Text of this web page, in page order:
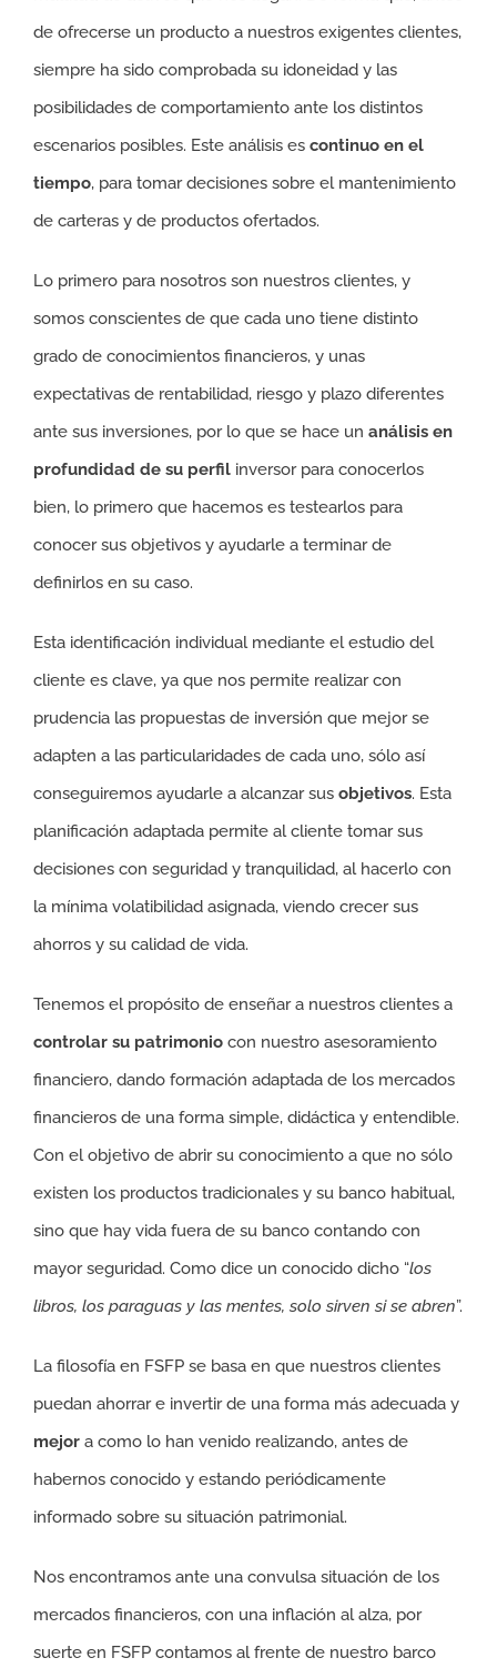
de ofrecerse un producto a nuestros exigentes clientes,
siempre ha sido comprobada su idoneidad y las
posibilidades de comportamiento ante los distintos
escenarios posibles. Este análisis es continuo en el
tiempo, para tomar decisiones sobre el mantenimiento
de carteras y de productos ofertados.
Lo primero para nosotros son nuestros clientes, y
somos conscientes de que cada uno tiene distinto
grado de conocimientos financieros, y unas
expectativas de rentabilidad, riesgo y plazo diferentes
ante sus inversiones, por lo que se hace un análisis en
profundidad de su perfil inversor para conocerlos
bien, lo primero que hacemos es testearlos para
conocer sus objetivos y ayudarle a terminar de
definirlos en su caso.
Esta identificación individual mediante el estudio del
cliente es clave, ya que nos permite realizar con
prudencia las propuestas de inversión que mejor se
adapten a las particularidades de cada uno, sólo así
conseguiremos ayudarle a alcanzar sus objetivos. Esta
planificación adaptada permite al cliente tomar sus
decisiones con seguridad y tranquilidad, al hacerlo con
la mínima volatibilidad asignada, viendo crecer sus
ahorros y su calidad de vida.
Tenemos el propósito de enseñar a nuestros clientes a
controlar su patrimonio con nuestro asesoramiento
financiero, dando formación adaptada de los mercados
financieros de una forma simple, didáctica y entendible.
Con el objetivo de abrir su conocimiento a que no sólo
existen los productos tradicionales y su banco habitual,
sino que hay vida fuera de su banco contando con
mayor seguridad. Como dice un conocido dicho “los
libros, los paraguas y las mentes, solo sirven si se abren”.
La filosofía en FSFP se basa en que nuestros clientes
puedan ahorrar e invertir de una forma más adecuada y
mejor a como lo han venido realizando, antes de
habernos conocido y estando periódicamente
informado sobre su situación patrimonial.
Nos encontramos ante una convulsa situación de los
mercados financieros, con una inflación al alza, por
suerte en FSFP contamos al frente de nuestro barco